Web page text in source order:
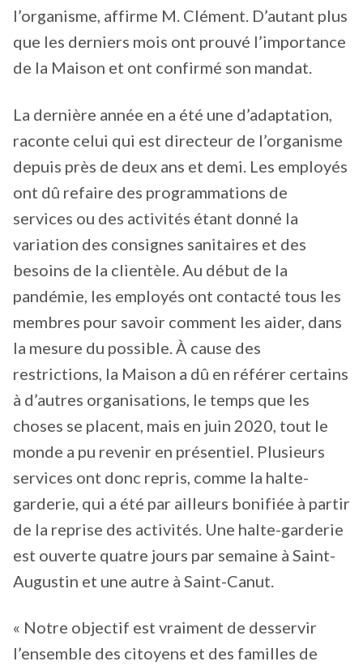
l’organisme, affirme M. Clément. D’autant plus
que les derniers mois ont prouvé l’importance
de la Maison et ont confirmé son mandat.
La dernière année en a été une d’adaptation,
raconte celui qui est directeur de l’organisme
depuis près de deux ans et demi. Les employés
ont dû refaire des programmations de
services ou des activités étant donné la
variation des consignes sanitaires et des
besoins de la clientèle. Au début de la
pandémie, les employés ont contacté tous les
membres pour savoir comment les aider, dans
la mesure du possible. À cause des
restrictions, la Maison a dû en référer certains
à d’autres organisations, le temps que les
choses se placent, mais en juin 2020, tout le
monde a pu revenir en présentiel. Plusieurs
services ont donc repris, comme la halte-
garderie, qui a été par ailleurs bonifiée à partir
de la reprise des activités. Une halte-garderie
est ouverte quatre jours par semaine à Saint-
Augustin et une autre à Saint-Canut.
« Notre objectif est vraiment de desservir
l’ensemble des citoyens et des familles de